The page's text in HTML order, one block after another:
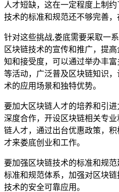
人才短缺，这在一定程度上制
技术的标准和规范还不够完善，
针对这些挑战,娄底需要采取一
区块链技术的宣传和推广，提
知和接受度，可以通过举办丰富
等活动，广泛普及区块链知识
术的应用场景和独特优势。
要加大区块链人才的培养和引
深度合作，开设区块链相关专
链人才，通过出台优惠政策，
才来娄底创业和工作。
要加强区块链技术的标准和规
标准和规范体系，加强对区块
技术的安全可靠应用。